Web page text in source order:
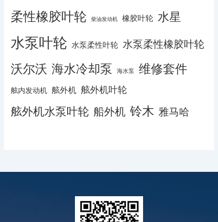
柔性橡胶叶轮 柴油发动机 橡胶叶轮 水星
水泵叶轮 水泵柔性叶轮 水泵柔性橡胶叶轮
沃尔沃 海水冷却泵 海水泵 维修套件
舷内发动机 舷外机 舷外机叶轮
舷外机水泵叶轮 船外机 铃木 雅马哈